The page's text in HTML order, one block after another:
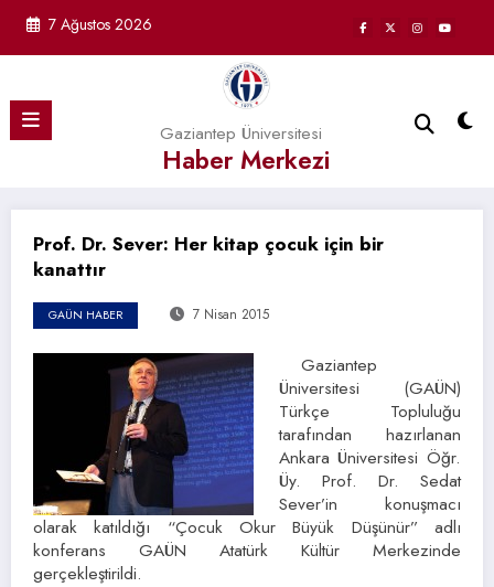
7 Ağustos 2026
Gaziantep Üniversitesi
Haber Merkezi
Prof. Dr. Sever: Her kitap çocuk için bir
kanattır
GAÜN HABER 7 Nisan 2015
Gaziantep
Üniversitesi (GAÜN)
Türkçe Topluluğu
tarafından hazırlanan
Ankara Üniversitesi Öğr.
Üy. Prof. Dr. Sedat
Sever’in konuşmacı
olarak katıldığı “Çocuk Okur Büyük Düşünür” adlı
konferans GAÜN Atatürk Kültür Merkezinde
gerçekleştirildi.